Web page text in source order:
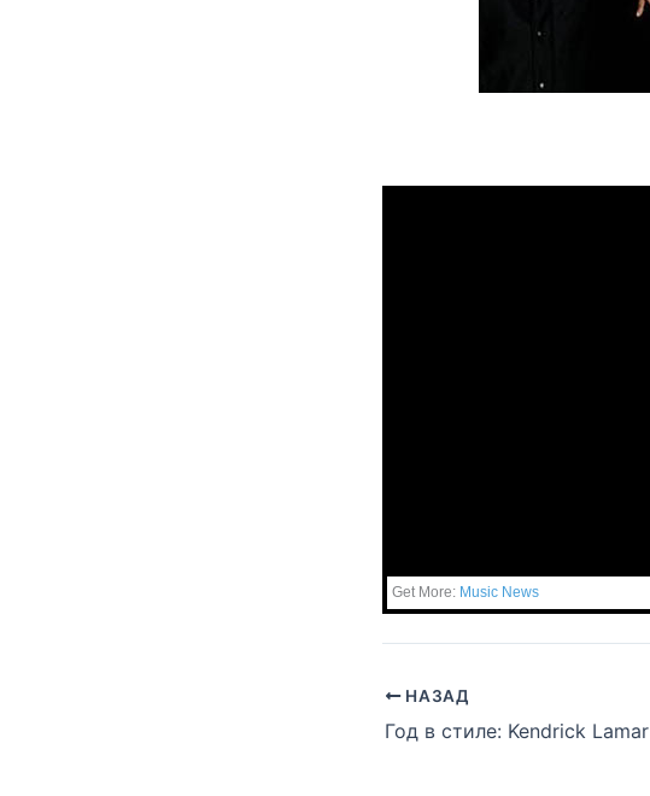
Get More: Music News
НАЗАД
Год в стиле: Kendrick Lamar